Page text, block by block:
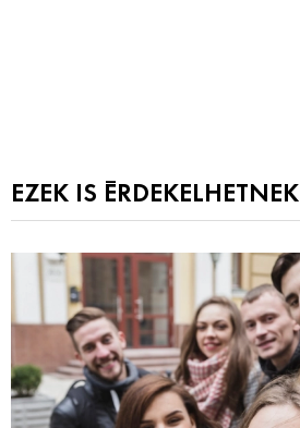
EZEK IS ÉRDEKELHETNEK